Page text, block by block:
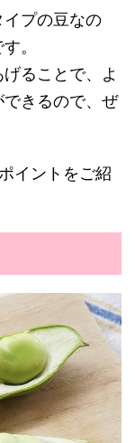
プの豆なの
。
ることで、よ
きるので、ぜ
イントをご紹